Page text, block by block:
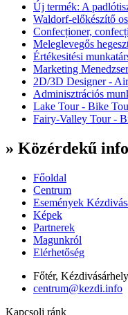
Új termék: A
Waldorf-előkészítő
Confecționer,
Meleglevegős
Értékesitési
Marketing
2D/3D Designer -
Adminisztrációs
Lake Tour - Bike
Fairy-Valley Tour -
» Közérdekű
Főoldal
Centrum
Események
Képek
Partnerek
Magunkról
Elérhetőség
Főtér,
centrum@kezdi.info
Kapcsolj ránk